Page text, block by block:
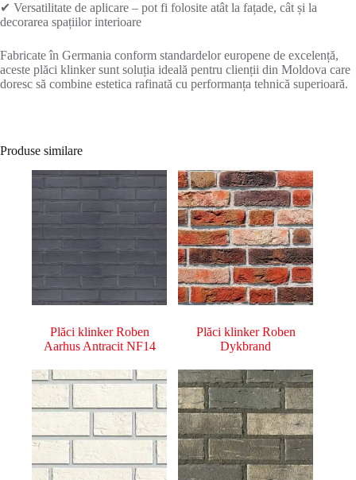
✔ Versatilitate de aplicare – pot fi folosite atât la fațade, cât și la
decorarea spațiilor interioare
Fabricate în Germania conform standardelor europene de excelență,
aceste plăci klinker sunt soluția ideală pentru clienții din Moldova care
doresc să combine estetica rafinată cu performanța tehnică superioară.
Produse similare
Plăci klinker Roben
Aarhus Antracit NF14
Plăci klinker Roben
Dykbrand